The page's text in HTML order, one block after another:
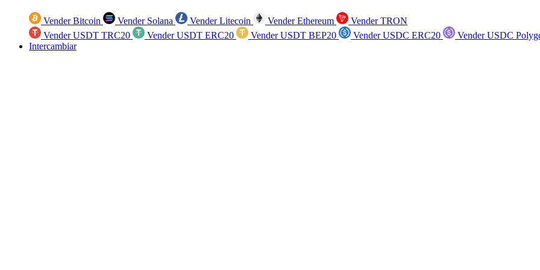
Vender Bitcoin Vender Solana Vender Litecoin Vender Ethereum
Vender TRON
Vender USDT TRC20
Vender USDT ERC20 Vender USDT BEP20 Vender USDC ERC20
Vender USDC
Intercambiar